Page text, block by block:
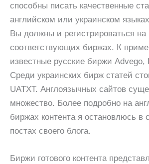
способны писать качественные
английском или украинском
Вы должны и регистрироваться на
соответствующих биржах. К
известные русские биржи Advego,
Среди украинских бирж статей
UATXT. Англоязычных сайтов
множество. Более подробно на
биржах контента я остановлюсь
постах своего блога.
Биржи готового контента